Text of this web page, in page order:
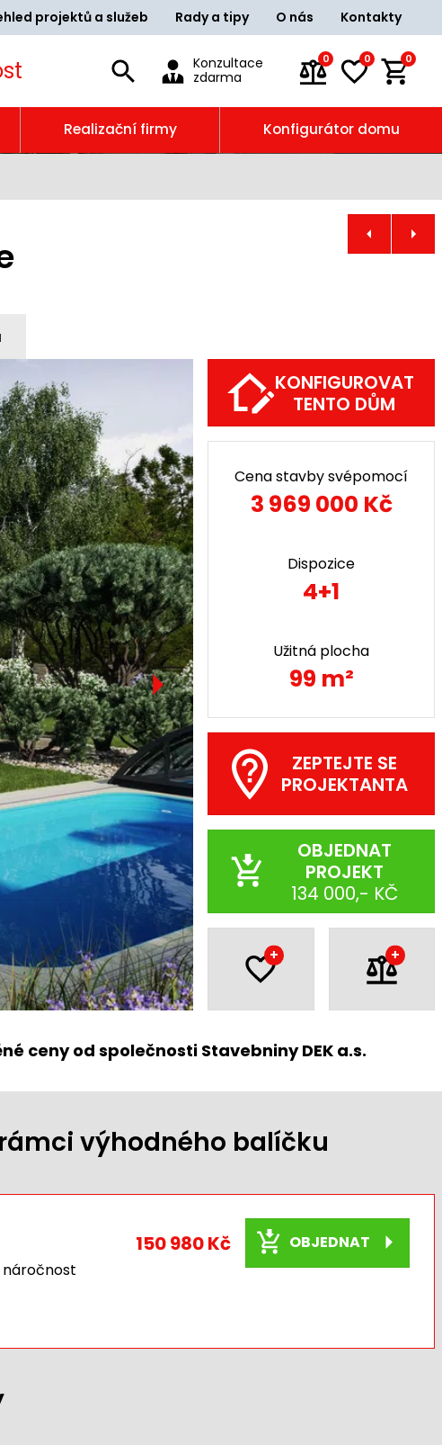
projektů a služeb Rady a tipy O nás Kontakty
Konzultace
zdarma
0 0 0
Realizační firmy Konfigurátor domu
KONFIGUROVAT
TENTO DŮM
Cena stavby svépomocí
3 969 000 Kč
Dispozice
4+1
Užitná plocha
99 m²
ZEPTEJTE SE
PROJEKTANTA
OBJEDNAT
PROJEKT
134 000,- KČ
+ +
ceny od společnosti Stavebniny DEK a.s.
výhodného balíčku
150 980 Kč OBJEDNAT